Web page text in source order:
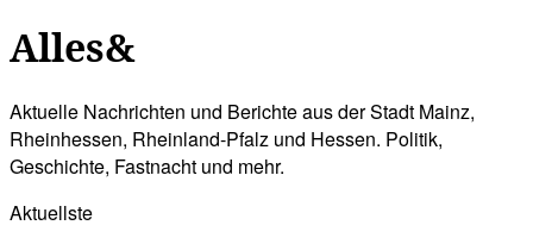
Alles&
Aktuelle Nachrichten und Berichte aus der Stadt Mainz,
Rheinhessen, Rheinland-Pfalz und Hessen. Politik,
Geschichte, Fastnacht und mehr.
Aktuellste